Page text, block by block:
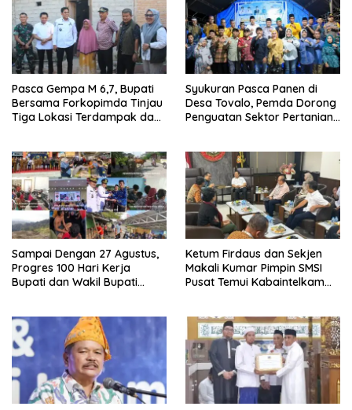
Pasca Gempa M 6,7, Bupati
Bersama Forkopimda Tinjau
Tiga Lokasi Terdampak dan
Syukuran Pasca Panen di
Desa Tovalo, Pemda Dorong
Penguatan Sektor Pertanian
Sampai Dengan 27 Agustus,
Progres 100 Hari Kerja
Bupati dan Wakil Bupati
Ketum Firdaus dan Sekjen
Makali Kumar Pimpin SMSI
Pusat Temui Kabaintelkam
Berkesinambungan